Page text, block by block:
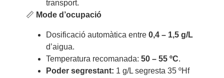
transport.
📏 Mode d’ocupació
Dosificació automàtica entre 0,4 – 1,5 g/L
d’aigua.
Temperatura recomanada: 50 – 55 ºC.
Poder segrestant: 1 g/L segresta 35 ºHf